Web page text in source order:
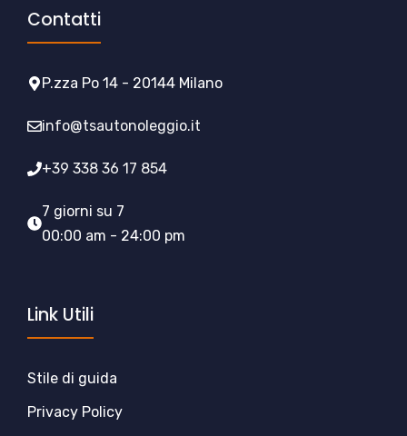
Contatti
P.zza Po 14 - 20144 Milano
info@tsautonoleggio.it
+39 338 36 17 854
7 giorni su 7
00:00 am - 24:00 pm
Link Utili
Stile di guida
Privacy Policy